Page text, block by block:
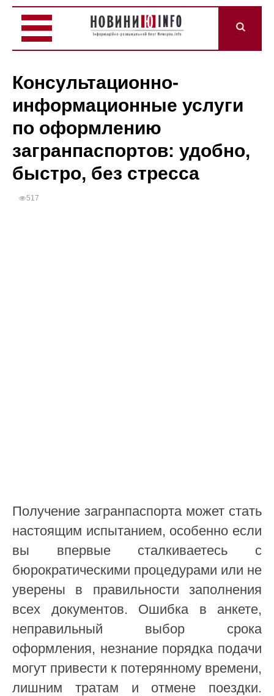
Консультационно-
информационные услуги
по оформлению
загранпаспортов: удобно,
быстро, без стресса
517
Получение загранпаспорта может стать
настоящим испытанием, особенно если
вы впервые сталкиваетесь с
бюрократическими процедурами или не
уверены в правильности заполнения
всех документов. Ошибка в анкете,
неправильный выбор срока
оформления, незнание порядка подачи
могут привести к потерянному времени,
лишним тратам и отмене поездки.